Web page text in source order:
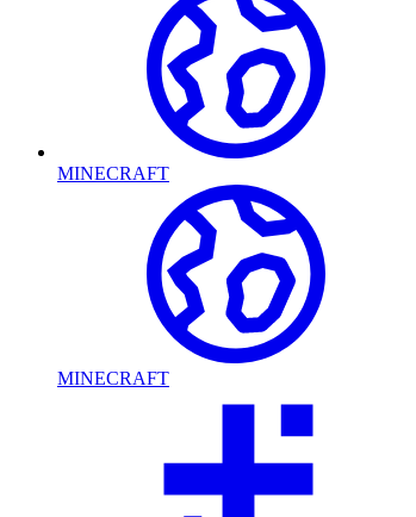
MINECRAFT
MINECRAFT